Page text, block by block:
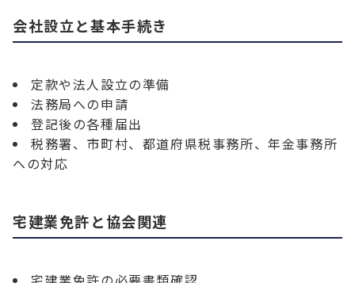
会社設立と基本手続き
定款や法人設立の準備
法務局への申請
登記後の各種届出
税務署、市町村、都道府県税事務所、年金事務所
への対応
宅建業免許と協会関連